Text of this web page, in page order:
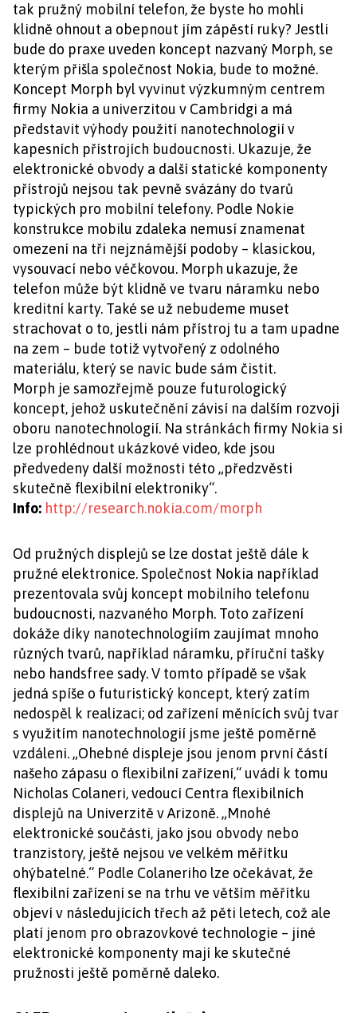
tak pružný mobilní telefon, že byste ho mohli
klidně ohnout a obepnout jím zápěstí ruky? Jestli
bude do praxe uveden koncept nazvaný Morph, se
kterým přišla společnost Nokia, bude to možné.
Koncept Morph byl vyvinut výzkumným centrem
firmy Nokia a univerzitou v Cambridgi a má
představit výhody použití nanotechnologií v
kapesních přístrojích budoucnosti. Ukazuje, že
elektronické obvody a další statické komponenty
přístrojů nejsou tak pevně svázány do tvarů
typických pro mobilní telefony. Podle Nokie
konstrukce mobilu zdaleka nemusí znamenat
omezení na tři nejznámější podoby – klasickou,
vysouvací nebo véčkovou. Morph ukazuje, že
telefon může být klidně ve tvaru náramku nebo
kreditní karty. Také se už nebudeme muset
strachovat o to, jestli nám přístroj tu a tam upadne
na zem – bude totiž vytvořený z odolného
materiálu, který se navíc bude sám čistit.
Morph je samozřejmě pouze futurologický
koncept, jehož uskutečnění závisí na dalším rozvoji
oboru nanotechnologií. Na stránkách firmy Nokia si
lze prohlédnout ukázkové video, kde jsou
předvedeny další možnosti této „předzvěsti
skutečně flexibilní elektroniky“.
Info: http://research.nokia.com/morph
Od pružných displejů se lze dostat ještě dále k
pružné elektronice. Společnost Nokia například
prezentovala svůj koncept mobilního telefonu
budoucnosti, nazvaného Morph. Toto zařízení
dokáže díky nanotechnologiím zaujímat mnoho
různých tvarů, například náramku, příruční tašky
nebo handsfree sady. V tomto případě se však
jedná spíše o futuristický koncept, který zatím
nedospěl k realizaci; od zařízení měnících svůj tvar
s využitím nanotechnologií jsme ještě poměrně
vzdáleni. „Ohebné displeje jsou jenom první částí
našeho zápasu o flexibilní zařízení,“ uvádí k tomu
Nicholas Colaneri, vedoucí Centra flexibilních
displejů na Univerzitě v Arizoně. „Mnohé
elektronické součásti, jako jsou obvody nebo
tranzistory, ještě nejsou ve velkém měřítku
ohýbatelné.“ Podle Colaneriho lze očekávat, že
flexibilní zařízení se na trhu ve větším měřítku
objeví v následujících třech až pěti letech, což ale
platí jenom pro obrazovkové technologie – jiné
elektronické komponenty mají ke skutečné
pružnosti ještě poměrně daleko.